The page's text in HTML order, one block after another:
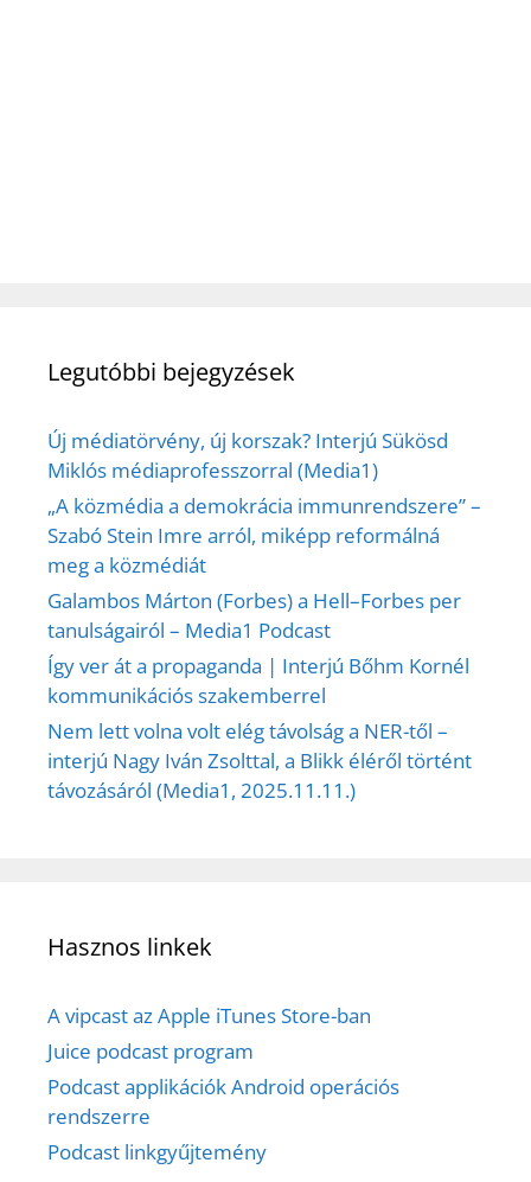
Legutóbbi bejegyzések
Új médiatörvény, új korszak? Interjú Sükösd
Miklós médiaprofesszorral (Media1)
„A közmédia a demokrácia immunrendszere” –
Szabó Stein Imre arról, miképp reformálná
meg a közmédiát
Galambos Márton (Forbes) a Hell–Forbes per
tanulságairól – Media1 Podcast
Így ver át a propaganda | Interjú Bőhm Kornél
kommunikációs szakemberrel
Nem lett volna volt elég távolság a NER-től –
interjú Nagy Iván Zsolttal, a Blikk éléről történt
távozásáról (Media1, 2025.11.11.)
Hasznos linkek
A vipcast az Apple iTunes Store-ban
Juice podcast program
Podcast applikációk Android operációs
rendszerre
Podcast linkgyűjtemény